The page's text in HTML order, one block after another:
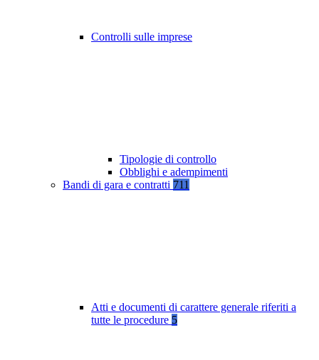
Controlli sulle imprese
Tipologie di controllo
Obblighi e adempimenti
Bandi di gara e contratti 711
Atti e documenti di carattere generale riferiti a
tutte le procedure 5